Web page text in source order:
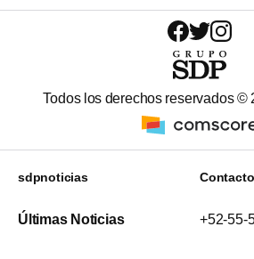
Todos los derechos reservados ©
sdpnoticias
Últimas Noticias
Contacto
+52-55-